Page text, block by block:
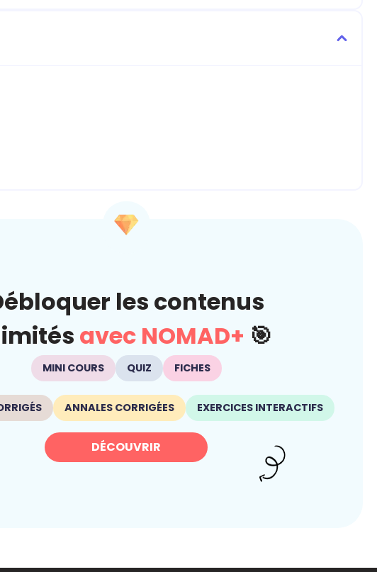
les contenus
avec NOMAD+ 🎯
MINI COURS QUIZ FICHES
ANNALES CORRIGÉES EXERCICES INTERACTIFS
DÉCOUVRIR